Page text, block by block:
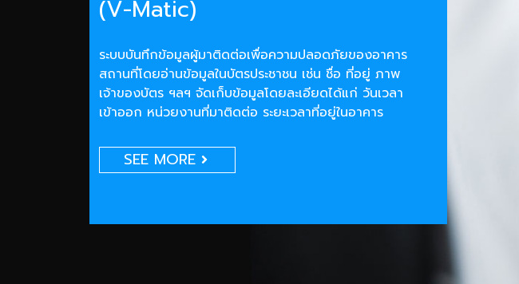
(V-Matic)
ระบบบันทึกข้อมูลผู้มาติดต่อเพื่อความปลอดภัยของอาคาร
สถานที่โดยอ่านข้อมูลในบัตรประชาชน เช่น ชื่อ ที่อยู่ ภาพ
เจ้าของบัตร ฯลฯ จัดเก็บข้อมูลโดยละเอียดได้แก่ วันเวลา
เข้าออก หน่วยงานที่มาติดต่อ ระยะเวลาที่อยู่ในอาคาร
SEE MORE